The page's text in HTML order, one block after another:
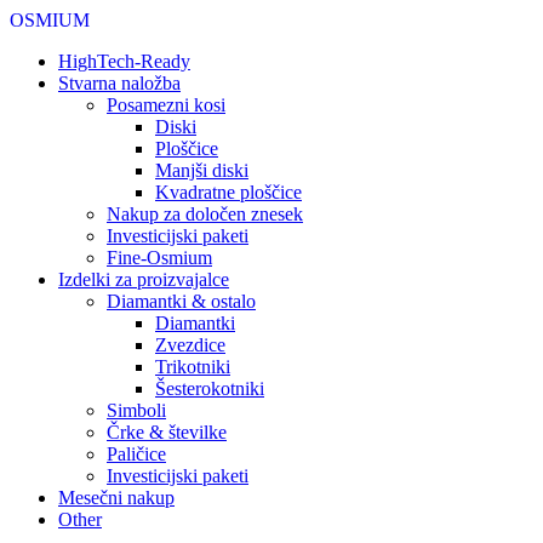
OSMIUM
HighTech-Ready
Stvarna naložba
Posamezni kosi
Diski
Ploščice
Manjši diski
Kvadratne ploščice
Nakup za določen znesek
Investicijski paketi
Fine-Osmium
Izdelki za proizvajalce
Diamantki & ostalo
Diamantki
Zvezdice
Trikotniki
Šesterokotniki
Simboli
Črke & številke
Paličice
Investicijski paketi
Mesečni nakup
Other